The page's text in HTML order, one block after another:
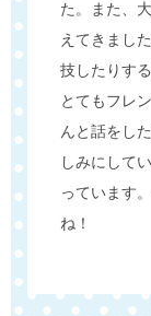
た。また、
えてきまし
技したりす
とてもフレ
んと話をし
しみにして
っています
ね！